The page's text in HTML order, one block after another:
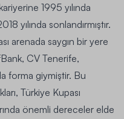
1995 yılında
yılında sonlandırmıştır.
arenada saygın bir yere
CV Tenerife,
forma giymiştir. Bu
Türkiye Kupası
önemli dereceler elde